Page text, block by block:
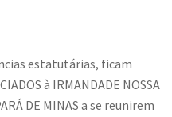
estatutárias, ficam
à IRMANDADE NOSSA
DE MINAS a se reunirem